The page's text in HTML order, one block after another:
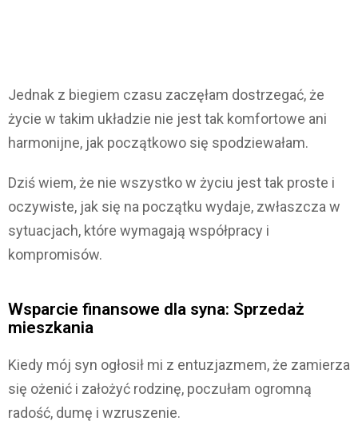
Jednak z biegiem czasu zaczęłam dostrzegać, że
życie w takim układzie nie jest tak komfortowe ani
harmonijne, jak początkowo się spodziewałam.
Dziś wiem, że nie wszystko w życiu jest tak proste i
oczywiste, jak się na początku wydaje, zwłaszcza w
sytuacjach, które wymagają współpracy i
kompromisów.
Wsparcie finansowe dla syna: Sprzedaż
mieszkania
Kiedy mój syn ogłosił mi z entuzjazmem, że zamierza
się ożenić i założyć rodzinę, poczułam ogromną
radość, dumę i wzruszenie.